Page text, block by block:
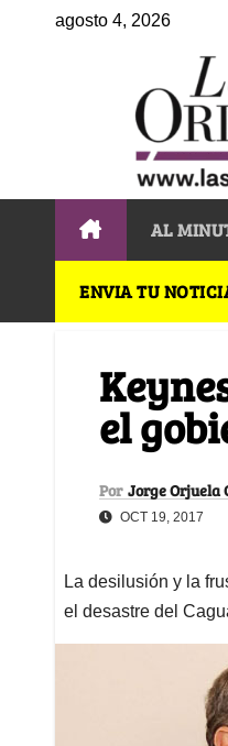
agosto 4, 2026
AL
ENVIA TU
el
Por Jorge Orjuela
OCT 19, 2017
La desilusión y la
el desastre del